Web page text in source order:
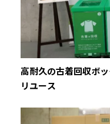
高耐久の古着回収ボ
リユース